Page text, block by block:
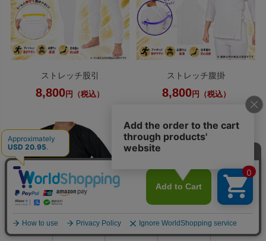
ストレッチ股引
8,800円（税込）
ストレッチ腹掛
8,800円（税込）
会員ページ 店舗案内